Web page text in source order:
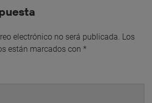
electrónico no será publicada. Los
están marcados con *